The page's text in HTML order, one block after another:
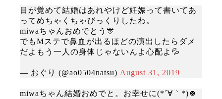
目が覚めて結婚はあれやけど妊娠って書いてあ
ってめちゃくちゃびっくりしたわ。
miwaちゃんおめでとう🎊
でもMステで鼻血が出るほどの演出したらダメ
だよもう一人の身体じゃないんよ心配よ💦
— おぐり (@ao0504natsu) August 31, 2019
miwaちゃん結婚おめでと。お幸せに(*´∀｀*)🍀